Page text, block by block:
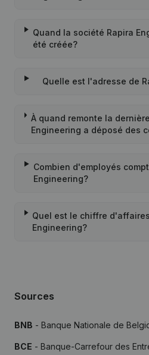
Quand la société Rapira
été créée?
Quelle est l'adresse de
À quand remonte la
Engineering a déposé des
Combien d'employés
Engineering?
Quel est le chiffre
Engineering?
Sources
BNB - Banque Nationale de
BCE - Banque-Carrefour des